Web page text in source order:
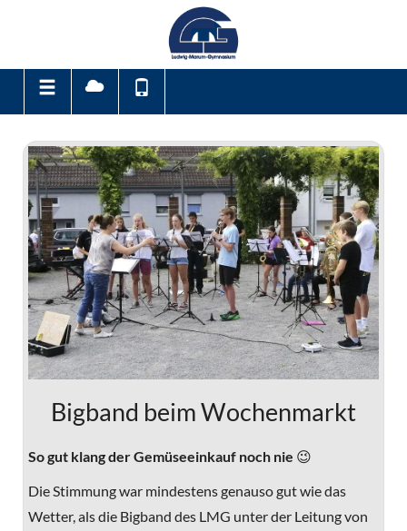
Bigband beim Wochenmarkt
So gut klang der Gemüseeinkauf noch nie 😉
Die Stimmung war mindestens genauso gut wie das
Wetter, als die Bigband des LMG unter der Leitung von